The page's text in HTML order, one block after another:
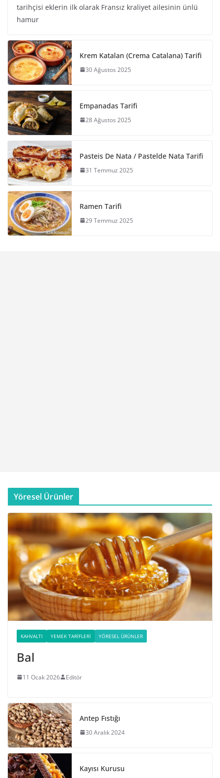
tarihçisi eklerin ilk olarak Fransız kraliyet ailesinin ünlü
hamur
Krem Katalan (Crema Catalana) Tarifi
30 Ağustos 2025
Empanadas Tarifi
28 Ağustos 2025
Pasteis De Nata / Pastelde Nata Tarifi
31 Temmuz 2025
Ramen Tarifi
29 Temmuz 2025
Yöresel Ürünler
KAHVALTI YEMEK TARIFLERI YÖRESEL ÜRÜNLER
Bal
11 Ocak 2026 Editör
Antep Fıstığı
30 Aralık 2024
Kayısı Kurusu